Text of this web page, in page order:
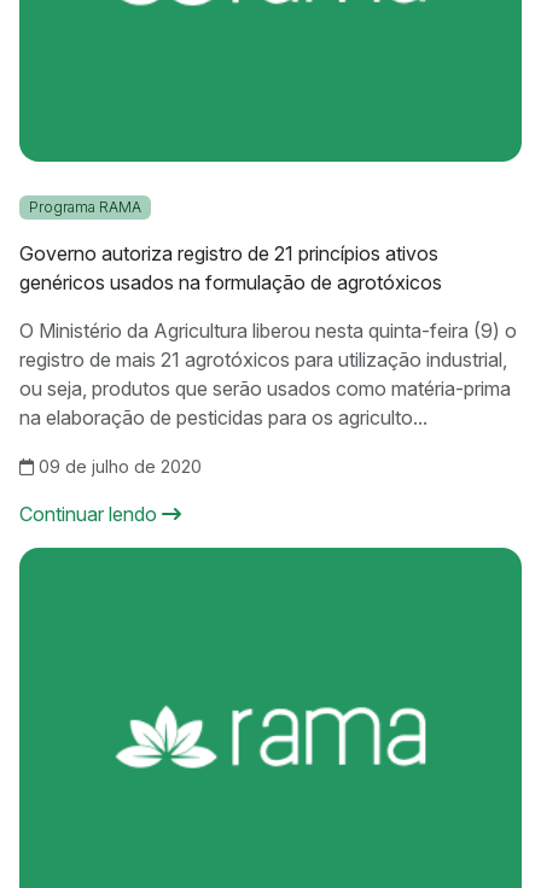
Programa RAMA
Governo autoriza registro de 21 princípios ativos
genéricos usados na formulação de agrotóxicos
O Ministério da Agricultura liberou nesta quinta-feira (9) o
registro de mais 21 agrotóxicos para utilização industrial,
ou seja, produtos que serão usados como matéria-prima
na elaboração de pesticidas para os agriculto...
09 de julho de 2020
Continuar lendo